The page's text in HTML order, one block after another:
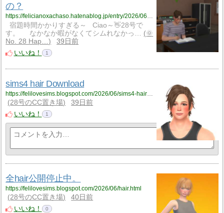
の？
https://felicianoxachaso.hatenablog.jp/entry/2026/06/28/033617
宿題時間かかりすぎる～ Ciao～👋28号で
す。 なかなか暇がなくてシムれなかっ…
🌞
No. 28 Hap…
39日前
いいね！
1
sims4 hair Download
28号のCC置き場
39日前
いいね！
1
全hair公開停止中。
https://felilovesims.blogspot.com/2026/06/hair.html
28号のCC置き場
40日前
いいね！
0